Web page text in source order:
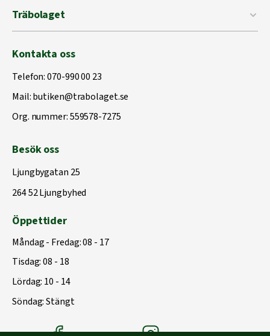
Träbolaget
Kontakta oss
Telefon:070-990 00 23
Mail:butiken@trabolaget.se
Org. nummer: 559578-7275
Besök oss
Ljungbygatan 25
264 52 Ljungbyhed
Öppettider
Måndag - Fredag: 08 - 17
Tisdag: 08 - 18
Lördag: 10 - 14
Söndag: Stängt